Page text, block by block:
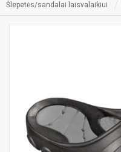
Šlepetės/sandalai laisvalaikiui